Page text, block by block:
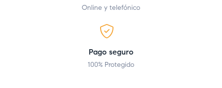
Online y telefónico
Pago seguro
100% Protegido